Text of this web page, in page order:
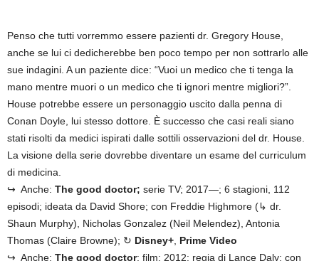
Penso che tutti vorremmo essere pazienti dr. Gregory House,
anche se lui ci dedicherebbe ben poco tempo per non sottrarlo alle
sue indagini. A un paziente dice: “Vuoi un medico che ti tenga la
mano mentre muori o un medico che ti ignori mentre migliori?”.
House potrebbe essere un personaggio uscito dalla penna di
Conan Doyle, lui stesso dottore. È successo che casi reali siano
stati risolti da medici ispirati dalle sottili osservazioni del dr. House.
La visione della serie dovrebbe diventare un esame del curriculum
di medicina.
↪ Anche: The good doctor; serie TV; 2017—; 6 stagioni, 112
episodi; ideata da David Shore; con Freddie Highmore (↳ dr.
Shaun Murphy), Nicholas Gonzalez (Neil Melendez), Antonia
Thomas (Claire Browne); ↻ Disney+ Prime Video
↪ Anche: The good doctor; film; 2012: regia di Lance Daly; con